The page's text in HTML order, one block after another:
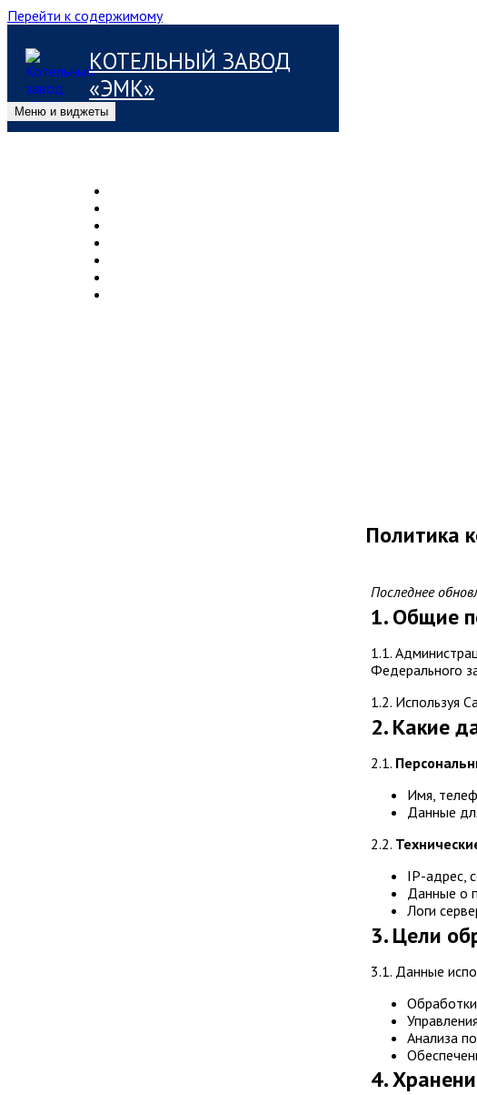
Перейти к содержимому
КОТЕЛЬНЫЙ ЗАВОД
«ЭМК»
Меню и виджеты
Политика
Последнее
1. Общие
1.1.
Федерального
1.2. Используя
2. Какие
2.1.
Имя,
Данные
2.2.
IP-адрес,
Данные о
Логи
3. Цели
3.1. Данные
Анализа
4.